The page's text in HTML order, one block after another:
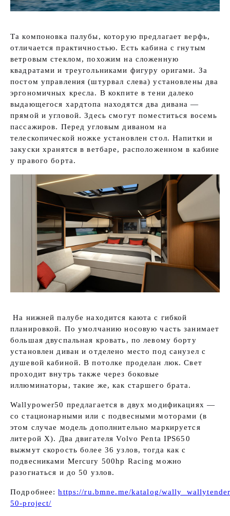
Та компоновка палубы, которую предлагает верфь,
отличается практичностью. Есть кабина с гнутым
ветровым стеклом, похожим на сложенную
квадратами и треугольниками фигуру оригами. За
постом управления (штурвал слева) установлены два
эргономичных кресла. В кокпите в тени далеко
выдающегося хардтопа находятся два дивана —
прямой и угловой. Здесь смогут поместиться восемь
пассажиров. Перед угловым диваном на
телескопической ножке установлен стол. Напитки и
закуски хранятся в ветбаре, расположенном в кабине
у правого борта.
На нижней палубе находится каюта с гибкой
планировкой. По умолчанию носовую часть занимает
большая двуспальная кровать, по левому борту
установлен диван и отделено место под санузел с
душевой кабиной. В потолке проделан люк. Свет
проходит внутрь также через боковые
иллюминаторы, такие же, как старшего брата.
Wallypower50 предлагается в двух модификациях —
со стационарными или с подвесными моторами (в
этом случае модель дополнительно маркируется
литерой Х). Два двигателя Volvo Penta IPS650
выжмут скорость более 36 узлов, тогда как с
подвесниками Mercury 500hp Racing можно
разогнаться и до 50 узлов.
Подробнее:https://ru.bmne.me/katalog/
50-project/